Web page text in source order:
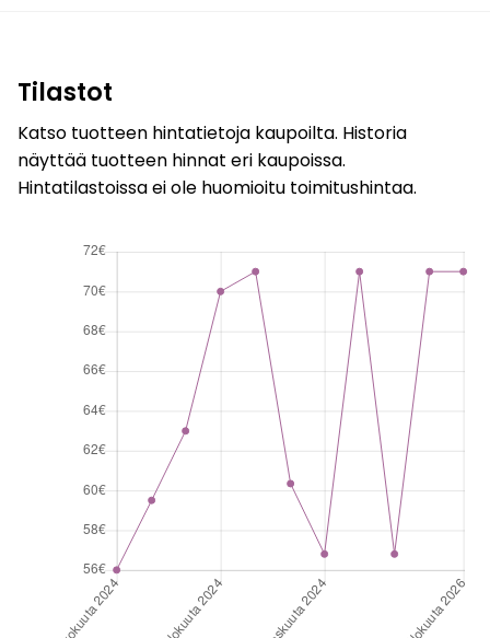
Tilastot
Katso tuotteen hintatietoja kaupoilta. Historia
näyttää tuotteen hinnat eri kaupoissa.
Hintatilastoissa ei ole huomioitu toimitushintaa.